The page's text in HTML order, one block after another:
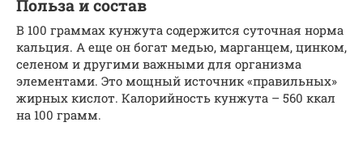
Польза и состав
В 100 граммах кунжута содержится суточная норма
кальция. А еще он богат медью, марганцем, цинком,
селеном и другими важными для организма
элементами. Это мощный источник «правильных»
жирных кислот. Калорийность кунжута – 560 ккал
на 100 грамм.